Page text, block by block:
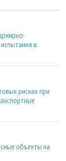
в
рисках при
объекты на